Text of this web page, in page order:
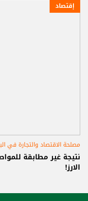
إقتصاد
مصلحة الاقتصاد والتجارة في
نتيجة غير مطابقة
الارز!